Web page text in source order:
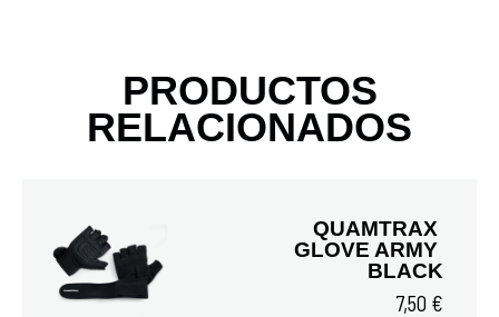
PRODUCTOS
RELACIONADOS
QUAMTRAX
GLOVE ARMY
BLACK
7,50 €